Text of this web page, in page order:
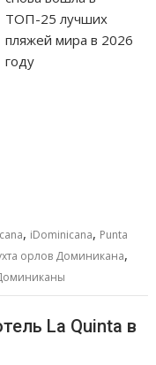
ТОП-25 лучших
пляжей мира в 2026
году
, iDominicana, Punta
орлов Доминикана,
La Quinta в